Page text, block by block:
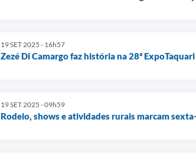
19 SET 2025 - 16h57
Zezé Di Camargo faz história na 28ª
19 SET 2025 - 09h59
Rodeio, shows e atividades rurais marcam